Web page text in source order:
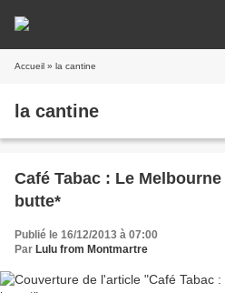
Accueil » la cantine
la cantine
Café Tabac : Le
butte*
Publié le 16/12/2013 à 07:00
Par Lulu from Montmartre